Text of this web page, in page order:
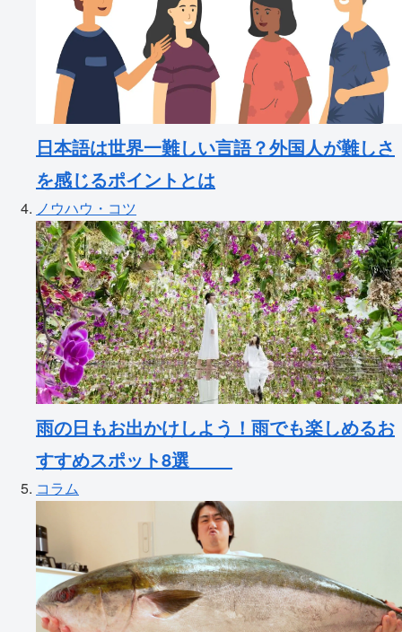
日本語は世界一難しい言語？外国人が難しさ
を感じるポイントとは
ノウハウ・コツ
雨の日もお出かけしよう！雨でも楽しめるお
すすめスポット8選
コラム